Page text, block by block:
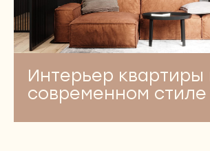
Интерьер квартиры
современном стиле